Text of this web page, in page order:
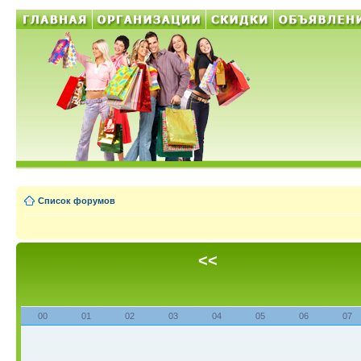
Список форумов
<<
00 01 02 03 04 05 06 07